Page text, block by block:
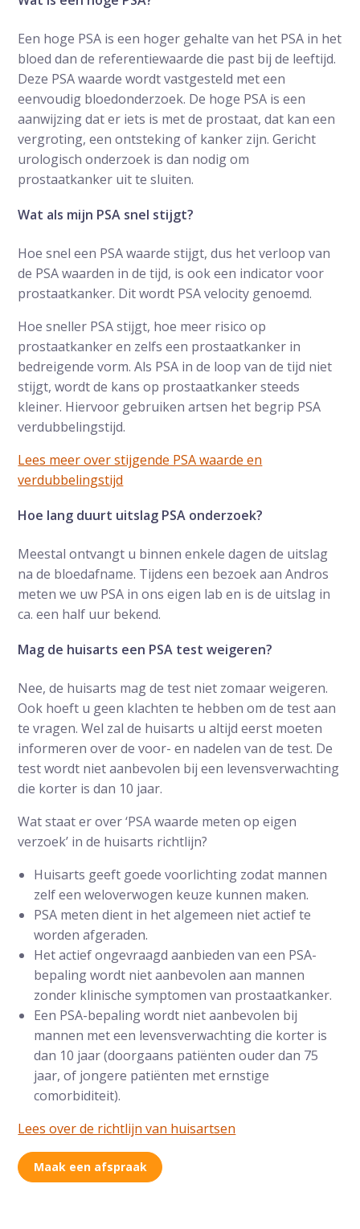
Een hoge PSA is een hoger gehalte van het PSA in het
bloed dan de referentiewaarde die past bij de leeftijd.
Deze PSA waarde wordt vastgesteld met een
eenvoudig bloedonderzoek. De hoge PSA is een
aanwijzing dat er iets is met de prostaat, dat kan een
vergroting, een ontsteking of kanker zijn. Gericht
urologisch onderzoek is dan nodig om
prostaatkanker uit te sluiten.
Wat als mijn PSA snel stijgt?
Hoe snel een PSA waarde stijgt, dus het verloop van
de PSA waarden in de tijd, is ook een indicator voor
prostaatkanker. Dit wordt PSA velocity genoemd.
Hoe sneller PSA stijgt, hoe meer risico op
prostaatkanker en zelfs een prostaatkanker in
bedreigende vorm. Als PSA in de loop van de tijd niet
stijgt, wordt de kans op prostaatkanker steeds
kleiner. Hiervoor gebruiken artsen het begrip PSA
verdubbelingstijd.
Lees meer over stijgende PSA waarde en
verdubbelingstijd
Hoe lang duurt uitslag PSA onderzoek?
Meestal ontvangt u binnen enkele dagen de uitslag
na de bloedafname. Tijdens een bezoek aan Andros
meten we uw PSA in ons eigen lab en is de uitslag in
ca. een half uur bekend.
Mag de huisarts een PSA test weigeren?
Nee, de huisarts mag de test niet zomaar weigeren.
Ook hoeft u geen klachten te hebben om de test aan
te vragen. Wel zal de huisarts u altijd eerst moeten
informeren over de voor- en nadelen van de test. De
test wordt niet aanbevolen bij een levensverwachting
die korter is dan 10 jaar.
Wat staat er over ‘PSA waarde meten op eigen
verzoek’ in de huisarts richtlijn?
Huisarts geeft goede voorlichting zodat mannen
zelf een weloverwogen keuze kunnen maken.
PSA meten dient in het algemeen niet actief te
worden afgeraden.
Het actief ongevraagd aanbieden van een PSA-
bepaling wordt niet aanbevolen aan mannen
zonder klinische symptomen van prostaatkanker.
Een PSA-bepaling wordt niet aanbevolen bij
mannen met een levensverwachting die korter is
dan 10 jaar (doorgaans patiënten ouder dan 75
jaar, of jongere patiënten met ernstige
comorbiditeit).
Lees over de richtlijn van huisartsen
Maak een afspraak